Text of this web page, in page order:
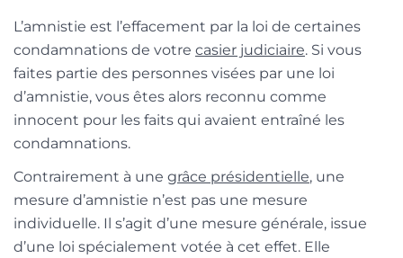
L’amnistie est l’effacement par la loi de certaines
condamnations de votre casier judiciaire. Si vous
faites partie des personnes visées par une loi
d’amnistie, vous êtes alors reconnu comme
innocent pour les faits qui avaient entraîné les
condamnations.
Contrairement à une grâce présidentielle, une
mesure d’amnistie n’est pas une mesure
individuelle. Il s’agit d’une mesure générale, issue
d’une loi spécialement votée à cet effet. Elle